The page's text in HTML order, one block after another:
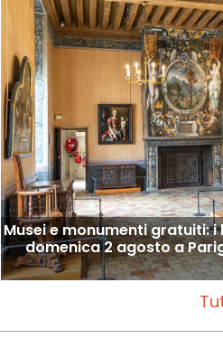
Musei e monumenti gratuiti:
domenica 2 agosto a